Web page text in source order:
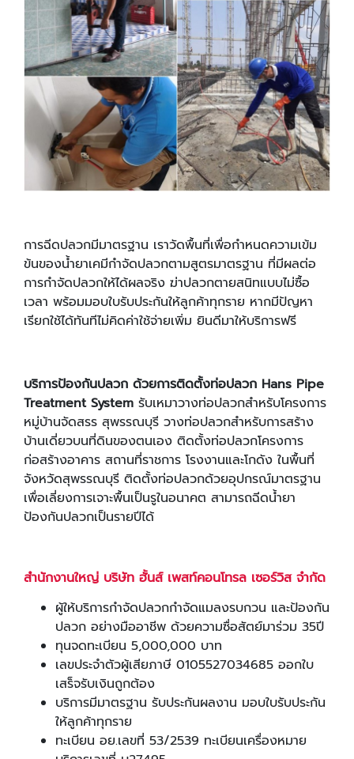
การฉีดปลวกมีมาตรฐาน เราวัดพื้นที่เพื่อกำหนดความเข้ม
ข้นของน้ำยาเคมีกำจัดปลวกตามสูตรมาตรฐาน ที่มีผลต่อ
การกำจัดปลวกให้ได้ผลจริง ฆ่าปลวกตายสนิทแบบไม่ซื้อ
เวลา พร้อมมอบใบรับประกันให้ลูกค้าทุกราย หากมีปัญหา
เรียกใช้ได้ทันทีไม่คิดค่าใช้จ่ายเพิ่ม ยินดีมาให้บริการฟรี
บริการป้องกันปลวก ด้วยการติดตั้งท่อปลวก Hans Pipe
Treatment System รับเหมาวางท่อปลวกสำหรับโครงการ
หมู่บ้านจัดสรร สุพรรณบุรี วางท่อปลวกสำหรับการสร้าง
บ้านเดี่ยวบนที่ดินของตนเอง ติดตั้งท่อปลวกโครงการ
ก่อสร้างอาคาร สถานที่ราชการ โรงงานและโกดัง ในพื้นที่
จังหวัดสุพรรณบุรี ติดตั้งท่อปลวกด้วยอุปกรณ์มาตรฐาน
เพื่อเลี่ยงการเจาะพื้นเป็นรูในอนาคต สามารถฉีดน้ำยา
ป้องกันปลวกเป็นรายปีได้
สำนักงานใหญ่ บริษัท ฮั้นส์ เพสท์คอนโทรล เซอร์วิส จำกัด
ผู้ให้บริการกำจัดปลวกกำจัดแมลงรบกวน และป้องกัน
ปลวก อย่างมืออาชีพ ด้วยความซื่อสัตย์มาร่วม 35ปี
ทุนจดทะเบียน 5,000,000 บาท
เลขประจำตัวผู้เสียภาษี 0105527034685 ออกใบ
เสร็จรับเงินถูกต้อง
บริการมีมาตรฐาน รับประกันผลงาน มอบใบรับประกัน
ให้ลูกค้าทุกราย
ทะเบียน อย.เลขที่ 53/2539 ทะเบียนเครื่องหมาย